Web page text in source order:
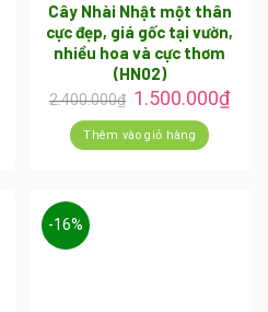
Cây Nhài Nhật một thân
cực đẹp, giá gốc tại vườn,
nhiều hoa và cực thơm
(HN02)
2.400.000₫ 1.500.000₫
Thêm vào giỏ hàng
-16%